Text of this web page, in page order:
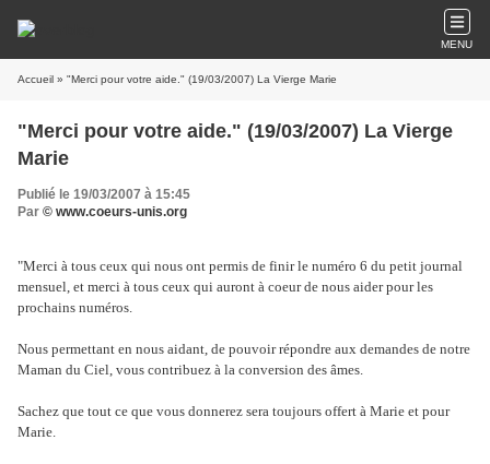
MENU
Accueil » "Merci pour votre aide." (19/03/2007) La Vierge Marie
"Merci pour votre aide." (19/03/2007) La Vierge
Marie
Publié le 19/03/2007 à 15:45
Par © www.coeurs-unis.org
"Merci à tous ceux qui nous ont permis de finir le numéro 6 du petit journal
mensuel, et merci à tous ceux qui auront à coeur de nous aider pour les
prochains numéros.
Nous permettant en nous aidant, de pouvoir répondre aux demandes de notre
Maman du Ciel, vous contribuez à la conversion des âmes.
Sachez que tout ce que vous donnerez sera toujours offert à Marie et pour
Marie.